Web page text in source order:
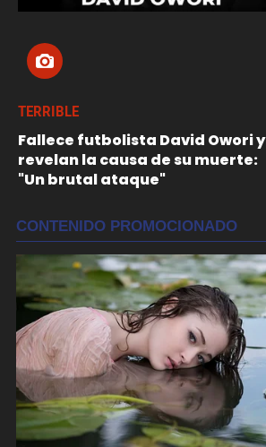
TERRIBLE
Fallece futbolista David Owori y
revelan la causa de su muerte:
"Un brutal ataque"